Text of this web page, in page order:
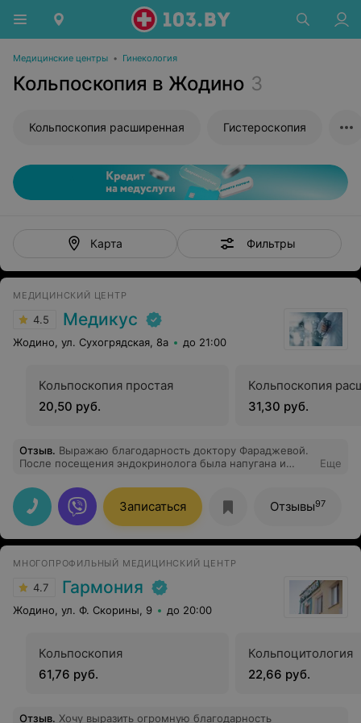
Медицинские центры • Гинекология
Кольпоскопия в Жодино 3
Кольпоскопия расширенная Гистероскопия
Карта Фильтры
МЕДИЦИНСКИЙ ЦЕНТР
4.5 Медикус
Жодино, ул. Сухогрядская, 8а до 21:00
Кольпоскопия простая
20,50 руб.
Кольпоскопия
31,30 руб.
Отзыв. Выражаю благодарность доктору Фараджевой.
После посещения эндокринолога была напугана и
все четко объяснила, успокоила, даже
порекомендовала куда дальше обращаться с моей
проблемой. Спасибо огромное!
Еще
Записаться Отзывы97
МНОГОПРОФИЛЬНЫЙ МЕДИЦИНСКИЙ ЦЕНТР
4.7 Гармония
Жодино, ул. Ф. Скорины, 9 до 20:00
Кольпоскопия
61,76 руб.
Кольпоцитология
22,66 руб.
Отзыв. Хочу выразить огромную благодарность